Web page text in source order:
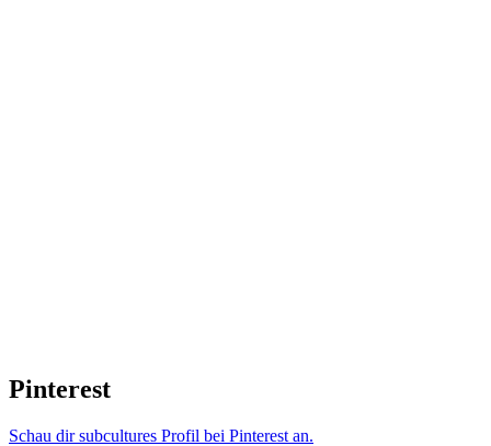
Pinterest
Schau dir subcultures Profil bei Pinterest an.